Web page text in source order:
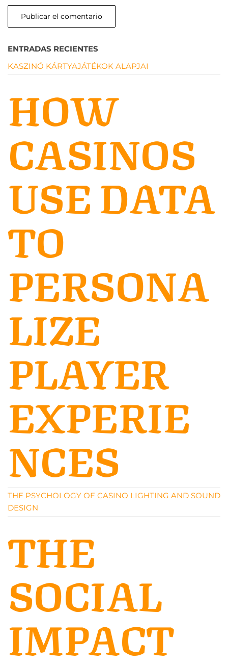
ENTRADAS RECIENTES
KASZINÓ KÁRTYAJÁTÉKOK ALAPJAI
HOW
CASINOS
USE DATA
TO
PERSONA
LIZE
PLAYER
EXPERIE
NCES
THE PSYCHOLOGY OF CASINO LIGHTING AND SOUND
DESIGN
THE
SOCIAL
IMPACT